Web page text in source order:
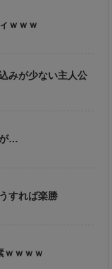
ｗｗｗ
みが少ない主人公
が…
すれば楽勝
ｗｗｗｗ